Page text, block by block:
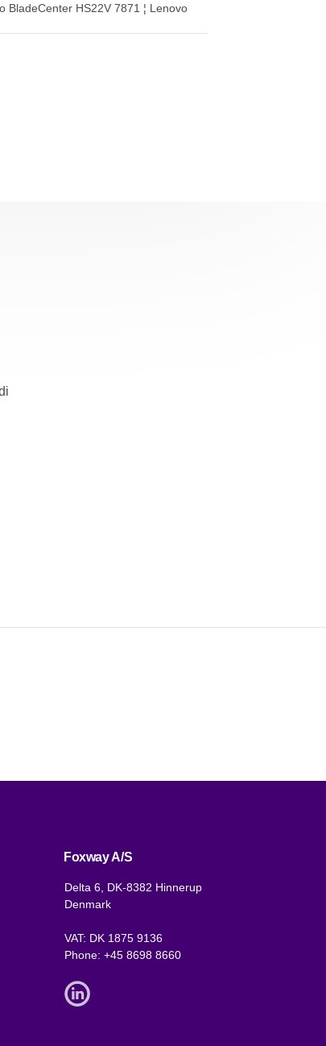
BladeCenter HS22V 7871 ¦ Lenovo
Foxway A/S
Delta 6, DK-8382 Hinnerup
Denmark
VAT: DK 1875 9136
Phone: +45 8698 8660